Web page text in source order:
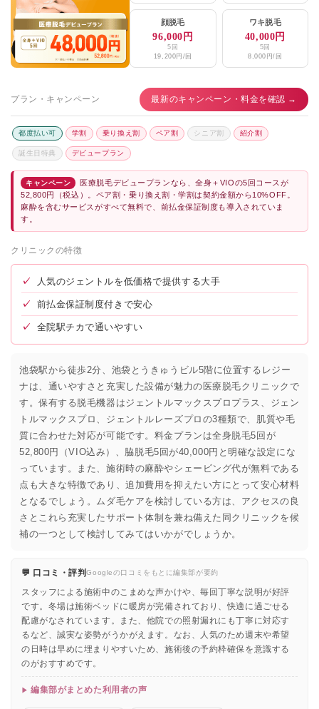
顔脱毛
96,000円
5回
19,200円/回
ワキ脱毛
40,000円
5回
8,000円/回
プラン・キャンペーン 最新のキャンペーン・料金を確認 →
都度払い可 学割 乗り換え割 ペア割 シニア割 紹介割
誕生日特典 デビュープラン
キャンペーン
医療脱毛デビュープランなら、全身＋VIOの5回コースが
52,800円（税込）。ペア割・乗り換え割・学割は契約金額から10%OFF。
麻酔を含むサービスがすべて無料で、前払金保証制度も導入されていま
す。
クリニックの特徴
✓ 人気のジェントルを低価格で提供する大手
✓ 前払金保証制度付きで安心
✓ 全院駅チカで通いやすい
池袋駅から徒歩2分、池袋とうきゅうビル5階に位置するレジー
ナは、通いやすさと充実した設備が魅力の医療脱毛クリニックで
す。保有する脱毛機器はジェントルマックスプロプラス、ジェン
トルマックスプロ、ジェントルレーズプロの3種類で、肌質や毛
質に合わせた対応が可能です。料金プランは全身脱毛5回が
52,800円（VIO込み）、脇脱毛5回が40,000円と明確な設定にな
っています。また、施術時の麻酔やシェービング代が無料である
点も大きな特徴であり、追加費用を抑えたい方にとって安心材料
となるでしょう。ムダ毛ケアを検討している方は、アクセスの良
さとこれら充実したサポート体制を兼ね備えた同クリニックを候
補の一つとして検討してみてはいかがでしょうか。
💬 口コミ・評判Googleの口コミをもとに編集部が要約
スタッフによる施術中のこまめな声かけや、毎回丁寧な説明が好評
です。冬場は施術ベッドに暖房が完備されており、快適に過ごせる
配慮がなされています。また、他院での照射漏れにも丁寧に対応す
るなど、誠実な姿勢がうかがえます。なお、人気のため週末や希望
の日時は早めに埋まりやすいため、施術後の予約枠確保を意識する
のがおすすめです。
編集部がまとめた利用者の声